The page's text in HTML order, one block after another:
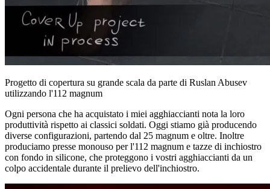
Progetto di copertura su grande scala da parte di Ruslan Abusev
utilizzando l'112 magnum
Ogni persona che ha acquistato i miei agghiaccianti nota la loro
produttività rispetto ai classici soldati. Oggi stiamo già producendo
diverse configurazioni, partendo dal 25 magnum e oltre. Inoltre
produciamo presse monouso per l'112 magnum e tazze di inchiostro
con fondo in silicone, che proteggono i vostri agghiaccianti da un
colpo accidentale durante il prelievo dell'inchiostro.